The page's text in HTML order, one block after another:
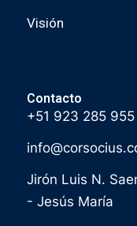
Visión
Contacto
+51 923 285 955
Jirón Luis N.
- Jesús María